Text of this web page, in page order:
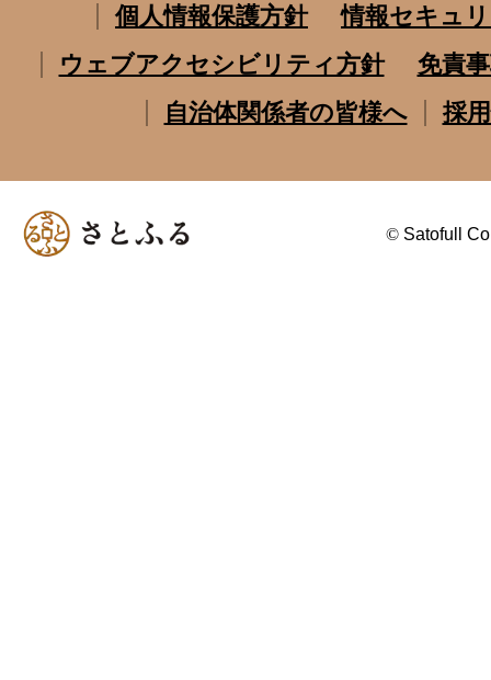
個人情報保護方針
情報セキュ
ウェブアクセシビリティ方針
免責
自治体関係者の皆様へ
採
© Satofull